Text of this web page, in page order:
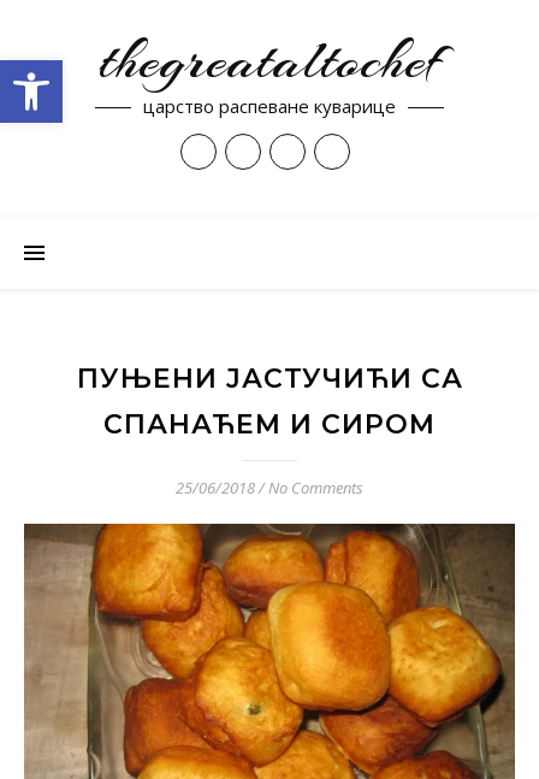
thegreataltochef
царство распеване куварице
ПУЊЕНИ ЈАСТУЧИЋИ СА
СПАНАЋЕМ И СИРОМ
25/06/2018/No Comments
Open toolbar